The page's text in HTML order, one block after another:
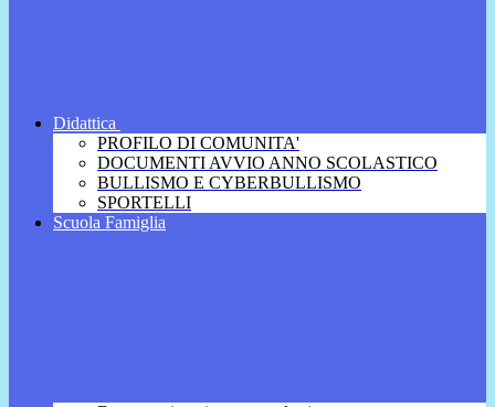
Didattica
PROFILO DI COMUNITA'
DOCUMENTI AVVIO ANNO SCOLASTICO
BULLISMO E CYBERBULLISMO
SPORTELLI
Scuola Famiglia